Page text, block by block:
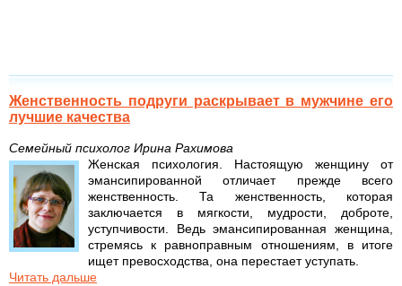
Женственность подруги раскрывает в мужчине его
лучшие качества
Семейный психолог Ирина Рахимова
Женская психология. Настоящую женщину от
эмансипированной отличает прежде всего
женственность. Та женственность, которая
заключается в мягкости, мудрости, доброте,
уступчивости. Ведь эмансипированная женщина,
стремясь к равноправным отношениям, в итоге
ищет превосходства, она перестает уступать.
Читать дальше